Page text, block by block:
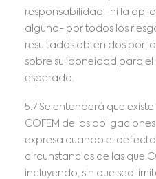
responsabilidad -ni la
alguna- por todos los
resultados obtenidos por la
sobre su idoneidad para
esperado.
5.7 Se entenderá que
COFEM de las
expresa cuando el
circunstancias de las que
incluyendo, sin que sea